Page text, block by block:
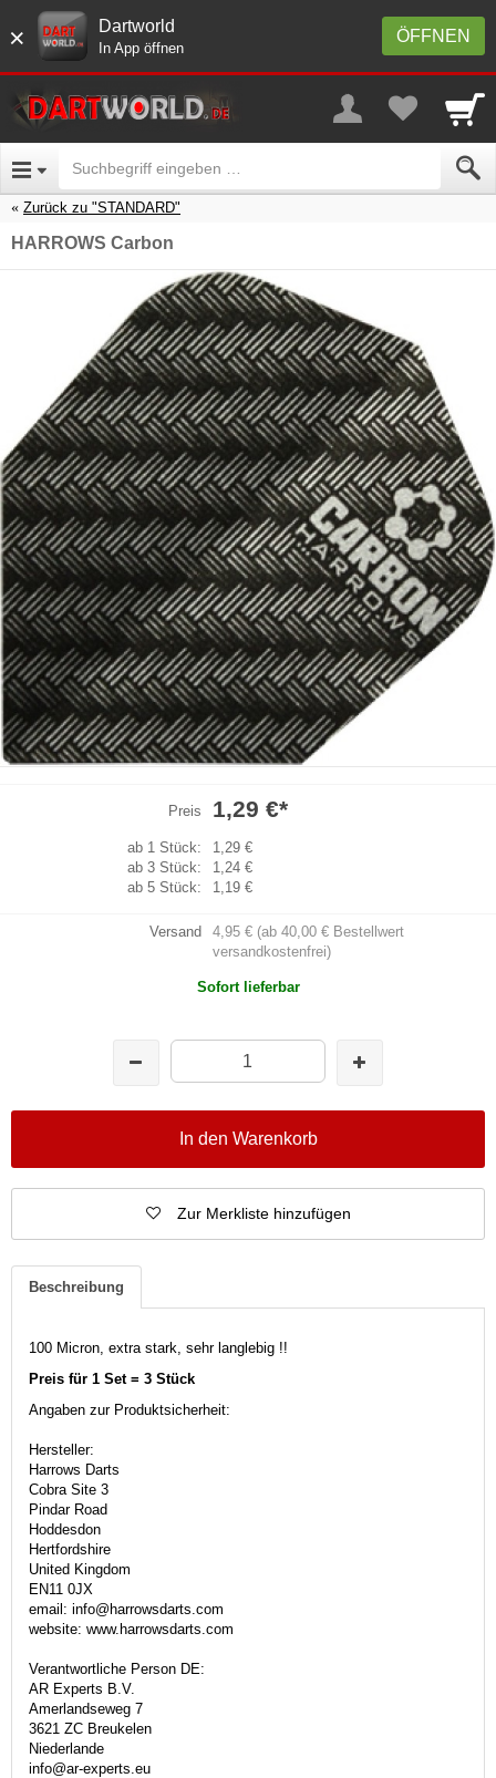
× ÖFFNEN
Dartworld
In App öffnen
Zurück zu "STANDARD"
HARROWS Carbon
Preis 1,29 €*
ab 1 Stück:
1,29 €
ab 3 Stück:
1,24 €
ab 5 Stück:
1,19 €
Versand
4,95 € (ab 40,00 € Bestellwert
versandkostenfrei)
Sofort lieferbar
In den Warenkorb
Zur Merkliste hinzufügen
Beschreibung
100 Micron, extra stark, sehr langlebig !!
Preis für 1 Set = 3 Stück
Angaben zur Produktsicherheit:
Hersteller:
Harrows Darts
Cobra Site 3
Pindar Road
Hoddesdon
Hertfordshire
United Kingdom
EN11 0JX
email: info@harrowsdarts.com
website: www.harrowsdarts.com
Verantwortliche Person DE:
AR Experts B.V.
Amerlandseweg 7
3621 ZC Breukelen
Niederlande
info@ar-experts.eu